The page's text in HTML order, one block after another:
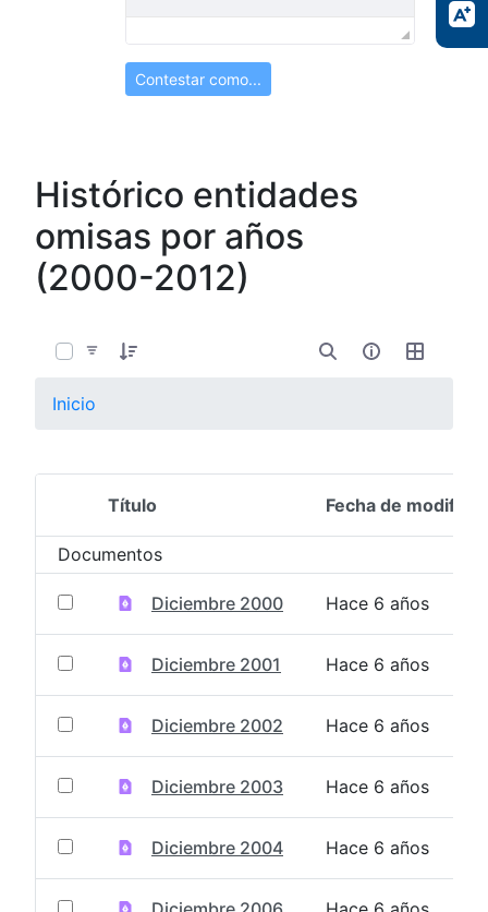
Contestar como...
Histórico entidades
omisas por años
(2000-2012)
Inicio
Selección del elemento
Título Fecha de
Documentos
Diciembre 2000 Hace 6 años
Diciembre 2001 Hace 6 años
Diciembre 2002 Hace 6 años
Diciembre 2003 Hace 6 años
Diciembre 2004 Hace 6 años